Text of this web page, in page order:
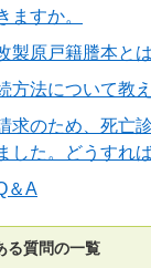
ますか。
製原戸籍謄本と
方法について教
求のため、死亡
した。どうすれ
＆A
る質問の一覧